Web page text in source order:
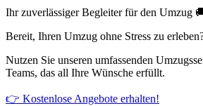
Ihr zuverlässiger Begleiter für den Umzug
Bereit, Ihren Umzug ohne Stress zu
Nutzen Sie unseren umfassenden
Teams, das all Ihre Wünsche erfüllt.
👉 Kostenlose Angebote erhalten!